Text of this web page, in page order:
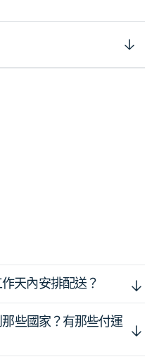
天內安排配送？
些國家？有那些付運